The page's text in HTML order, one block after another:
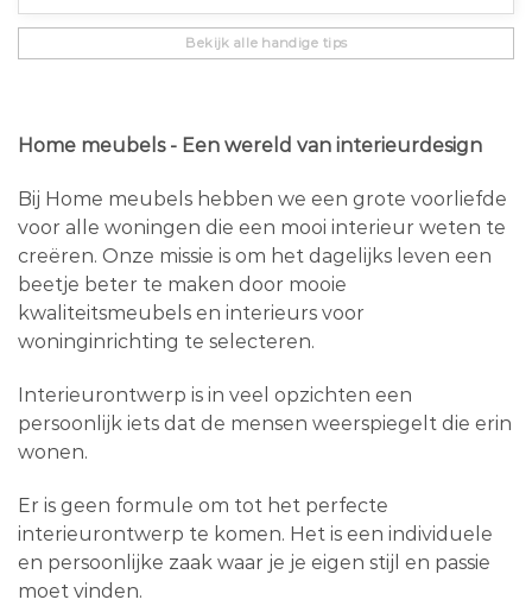
Bekijk alle handige tips
Home meubels - Een wereld van interieurdesign
Bij Home meubels hebben we een grote voorliefde
voor alle woningen die een mooi interieur weten te
creëren. Onze missie is om het dagelijks leven een
beetje beter te maken door mooie
kwaliteitsmeubels en interieurs voor
woninginrichting te selecteren.
Interieurontwerp is in veel opzichten een
persoonlijk iets dat de mensen weerspiegelt die erin
wonen.
Er is geen formule om tot het perfecte
interieurontwerp te komen. Het is een individuele
en persoonlijke zaak waar je je eigen stijl en passie
moet vinden.